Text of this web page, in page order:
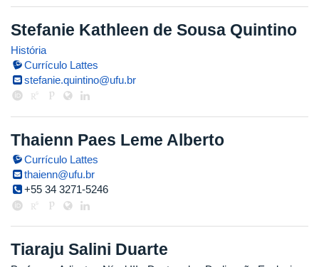
Stefanie Kathleen de Sousa Quintino
História
Currículo Lattes
stefanie.quintino@ufu.br
Thaienn Paes Leme Alberto
Currículo Lattes
thaienn@ufu.br
+55 34 3271-5246
Tiaraju Salini Duarte